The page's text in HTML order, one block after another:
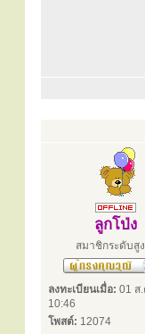
ลูกโป่ง
สมาชิกระดับสู
ลงทะเบียนเมื่อ: 01 ส
10:46
โพสต์: 12074